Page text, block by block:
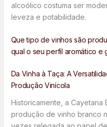
alcoólico costuma ser
leveza e potabilidade.
Que tipo de vinhos são
qual o seu perfil aromático e
Da Vinha à Taça: A
Produção Vinícola
Historicamente, a Cayetana
produção de vinho branco